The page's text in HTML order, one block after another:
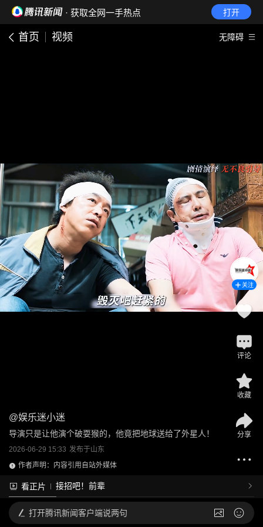
· 获取全网一手热点 打开
首页 视频 无障碍
@娱乐迷小迷
导演只是让他演个破耍猴的，他竟把地球送给了外星人！
2026-06-29 15:33 发布于山东
作者声明：内容引用自站外媒体
看正片 接招吧！前辈
关注
评论
收藏
分享
打开腾讯新闻客户端说两句